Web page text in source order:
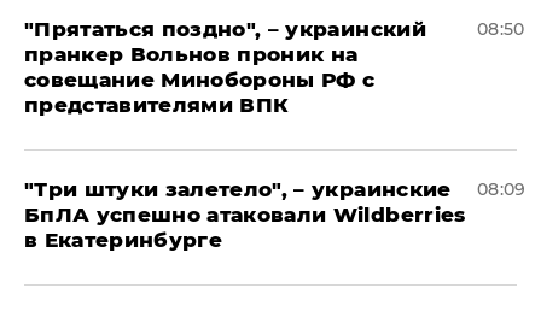
"Прятаться поздно", – украинский
пранкер Вольнов проник на
совещание Минобороны РФ с
представителями ВПК
08:50
"Три штуки залетело", – украинские
БпЛА успешно атаковали Wildberries
в Екатеринбурге
08:09